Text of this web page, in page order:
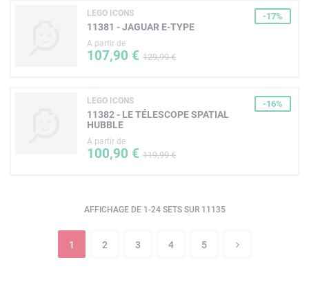
LEGO ICONS
11381 - JAGUAR E-TYPE
A partir de
107,90 € 129,99 €
-17%
LEGO ICONS
11382 - LE TÉLESCOPE SPATIAL
HUBBLE
A partir de
100,90 € 119,99 €
-16%
AFFICHAGE DE 1-24 SETS SUR 11135
1 2 3 4 5